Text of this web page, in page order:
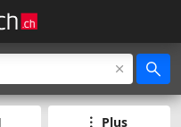
Plus